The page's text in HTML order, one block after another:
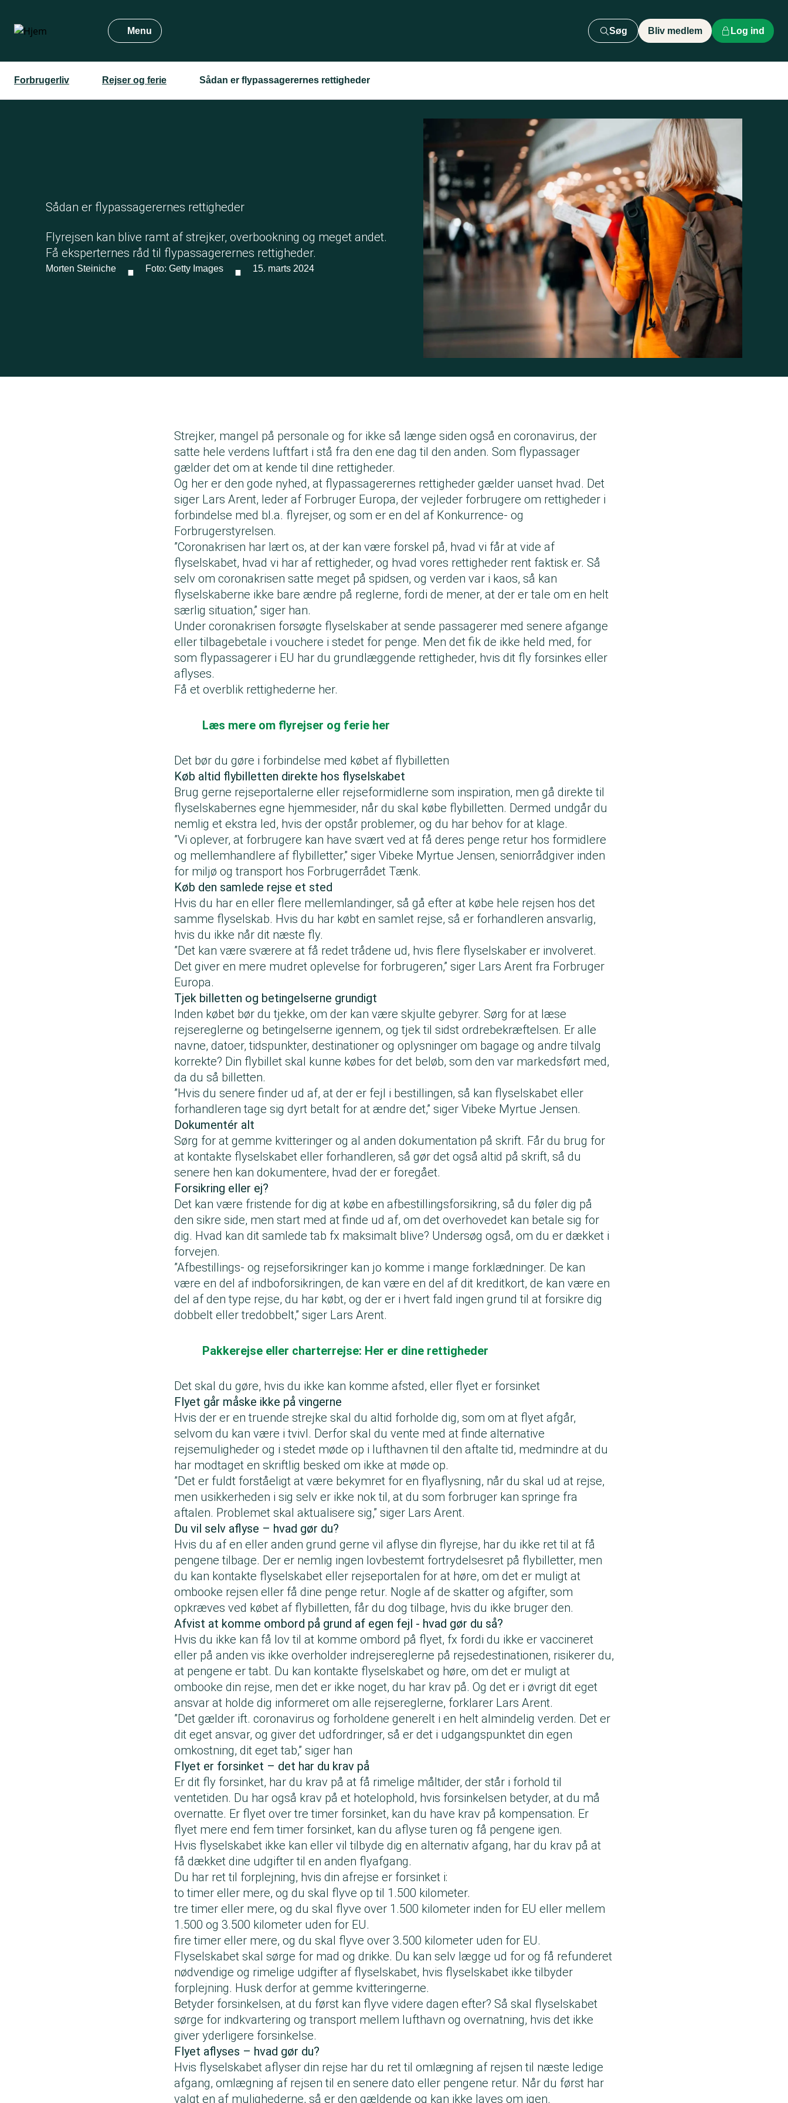
hovedindhold
Menu Søg Bliv medlem Log ind
Forbrugerliv Rejser og ferie Sådan er flypassagerernes rettigheder
Sådan er flypassagerernes rettigheder
Flyrejsen kan blive ramt af strejker, overbookning og meget andet.
Få eksperternes råd til flypassagerernes rettigheder.
Morten Steiniche · Foto: Getty Images · 15. marts 2024
Strejker, mangel på personale og for ikke så længe siden også en coronavirus, der
satte hele verdens luftfart i stå fra den ene dag til den anden. Som flypassager
gælder det om at kende til dine rettigheder.
Og her er den gode nyhed, at flypassagerernes rettigheder gælder uanset hvad. Det
siger Lars Arent, leder af Forbruger Europa, der vejleder forbrugere om rettigheder i
forbindelse med bl.a. flyrejser, og som er en del af Konkurrence- og
Forbrugerstyrelsen.
”Coronakrisen har lært os, at der kan være forskel på, hvad vi får at vide af
flyselskabet, hvad vi har af rettigheder, og hvad vores rettigheder rent faktisk er. Så
selv om coronakrisen satte meget på spidsen, og verden var i kaos, så kan
flyselskaberne ikke bare ændre på reglerne, fordi de mener, at der er tale om en helt
særlig situation,” siger han.
Under coronakrisen forsøgte flyselskaber at sende passagerer med senere afgange
eller tilbagebetale i vouchere i stedet for penge. Men det fik de ikke held med, for
som flypassagerer i EU har du grundlæggende rettigheder, hvis dit fly forsinkes eller
aflyses.
Få et overblik rettighederne her.
Læs mere om flyrejser og ferie her
Det bør du gøre i forbindelse med købet af flybilletten
Køb altid flybilletten direkte hos flyselskabet
Brug gerne rejseportalerne eller rejseformidlerne som inspiration, men gå direkte til
flyselskabernes egne hjemmesider, når du skal købe flybilletten. Dermed undgår du
nemlig et ekstra led, hvis der opstår problemer, og du har behov for at klage.
”Vi oplever, at forbrugere kan have svært ved at få deres penge retur hos formidlere
og mellemhandlere af flybilletter,” siger Vibeke Myrtue Jensen, seniorrådgiver inden
for miljø og transport hos Forbrugerrådet Tænk.
Køb den samlede rejse et sted
Hvis du har en eller flere mellemlandinger, så gå efter at købe hele rejsen hos det
samme flyselskab. Hvis du har købt en samlet rejse, så er forhandleren ansvarlig,
hvis du ikke når dit næste fly.
”Det kan være sværere at få redet trådene ud, hvis flere flyselskaber er involveret.
Det giver en mere mudret oplevelse for forbrugeren,” siger Lars Arent fra Forbruger
Europa.
Tjek billetten og betingelserne grundigt
Inden købet bør du tjekke, om der kan være skjulte gebyrer. Sørg for at læse
rejsereglerne og betingelserne igennem, og tjek til sidst ordrebekræftelsen. Er alle
navne, datoer, tidspunkter, destinationer og oplysninger om bagage og andre tilvalg
korrekte? Din flybillet skal kunne købes for det beløb, som den var markedsført med,
da du så billetten.
”Hvis du senere finder ud af, at der er fejl i bestillingen, så kan flyselskabet eller
forhandleren tage sig dyrt betalt for at ændre det,” siger Vibeke Myrtue Jensen.
Dokumentér alt
Sørg for at gemme kvitteringer og al anden dokumentation på skrift. Får du brug for
at kontakte flyselskabet eller forhandleren, så gør det også altid på skrift, så du
senere hen kan dokumentere, hvad der er foregået.
Forsikring eller ej?
Det kan være fristende for dig at købe en afbestillingsforsikring, så du føler dig på
den sikre side, men start med at finde ud af, om det overhovedet kan betale sig for
dig. Hvad kan dit samlede tab fx maksimalt blive? Undersøg også, om du er dækket i
forvejen.
”Afbestillings- og rejseforsikringer kan jo komme i mange forklædninger. De kan
være en del af indboforsikringen, de kan være en del af dit kreditkort, de kan være en
del af den type rejse, du har købt, og der er i hvert fald ingen grund til at forsikre dig
dobbelt eller tredobbelt,” siger Lars Arent.
Pakkerejse eller charterrejse: Her er dine rettigheder
Det skal du gøre, hvis du ikke kan komme afsted, eller flyet er forsinket
Flyet går måske ikke på vingerne
Hvis der er en truende strejke skal du altid forholde dig, som om at flyet afgår,
selvom du kan være i tvivl. Derfor skal du vente med at finde alternative
rejsemuligheder og i stedet møde op i lufthavnen til den aftalte tid, medmindre at du
har modtaget en skriftlig besked om ikke at møde op.
”Det er fuldt forståeligt at være bekymret for en flyaflysning, når du skal ud at rejse,
men usikkerheden i sig selv er ikke nok til, at du som forbruger kan springe fra
aftalen. Problemet skal aktualisere sig,” siger Lars Arent.
Du vil selv aflyse – hvad gør du?
Hvis du af en eller anden grund gerne vil aflyse din flyrejse, har du ikke ret til at få
pengene tilbage. Der er nemlig ingen lovbestemt fortrydelsesret på flybilletter, men
du kan kontakte flyselskabet eller rejseportalen for at høre, om det er muligt at
ombooke rejsen eller få dine penge retur. Nogle af de skatter og afgifter, som
opkræves ved købet af flybilletten, får du dog tilbage, hvis du ikke bruger den.
Afvist at komme ombord på grund af egen fejl - hvad gør du så?
Hvis du ikke kan få lov til at komme ombord på flyet, fx fordi du ikke er vaccineret
eller på anden vis ikke overholder indrejsereglerne på rejsedestinationen, risikerer du,
at pengene er tabt. Du kan kontakte flyselskabet og høre, om det er muligt at
ombooke din rejse, men det er ikke noget, du har krav på. Og det er i øvrigt dit eget
ansvar at holde dig informeret om alle rejsereglerne, forklarer Lars Arent.
”Det gælder ift. coronavirus og forholdene generelt i en helt almindelig verden. Det er
dit eget ansvar, og giver det udfordringer, så er det i udgangspunktet din egen
omkostning, dit eget tab,” siger han
Flyet er forsinket – det har du krav på
Er dit fly forsinket, har du krav på at få rimelige måltider, der står i forhold til
ventetiden. Du har også krav på et hotelophold, hvis forsinkelsen betyder, at du må
overnatte. Er flyet over tre timer forsinket, kan du have krav på kompensation. Er
flyet mere end fem timer forsinket, kan du aflyse turen og få pengene igen.
Hvis flyselskabet ikke kan eller vil tilbyde dig en alternativ afgang, har du krav på at
få dækket dine udgifter til en anden flyafgang.
Du har ret til forplejning, hvis din afrejse er forsinket i:
to timer eller mere, og du skal flyve op til 1.500 kilometer.
tre timer eller mere, og du skal flyve over 1.500 kilometer inden for EU eller mellem
1.500 og 3.500 kilometer uden for EU.
fire timer eller mere, og du skal flyve over 3.500 kilometer uden for EU.
Flyselskabet skal sørge for mad og drikke. Du kan selv lægge ud for og få refunderet
nødvendige og rimelige udgifter af flyselskabet, hvis flyselskabet ikke tilbyder
forplejning. Husk derfor at gemme kvitteringerne.
Betyder forsinkelsen, at du først kan flyve videre dagen efter? Så skal flyselskabet
sørge for indkvartering og transport mellem lufthavn og overnatning, hvis det ikke
giver yderligere forsinkelse.
Flyet aflyses – hvad gør du?
Hvis flyselskabet aflyser din rejse har du ret til omlægning af rejsen til næste ledige
afgang, omlægning af rejsen til en senere dato eller pengene retur. Når du først har
valgt en af mulighederne, så er den gældende og kan ikke laves om igen.